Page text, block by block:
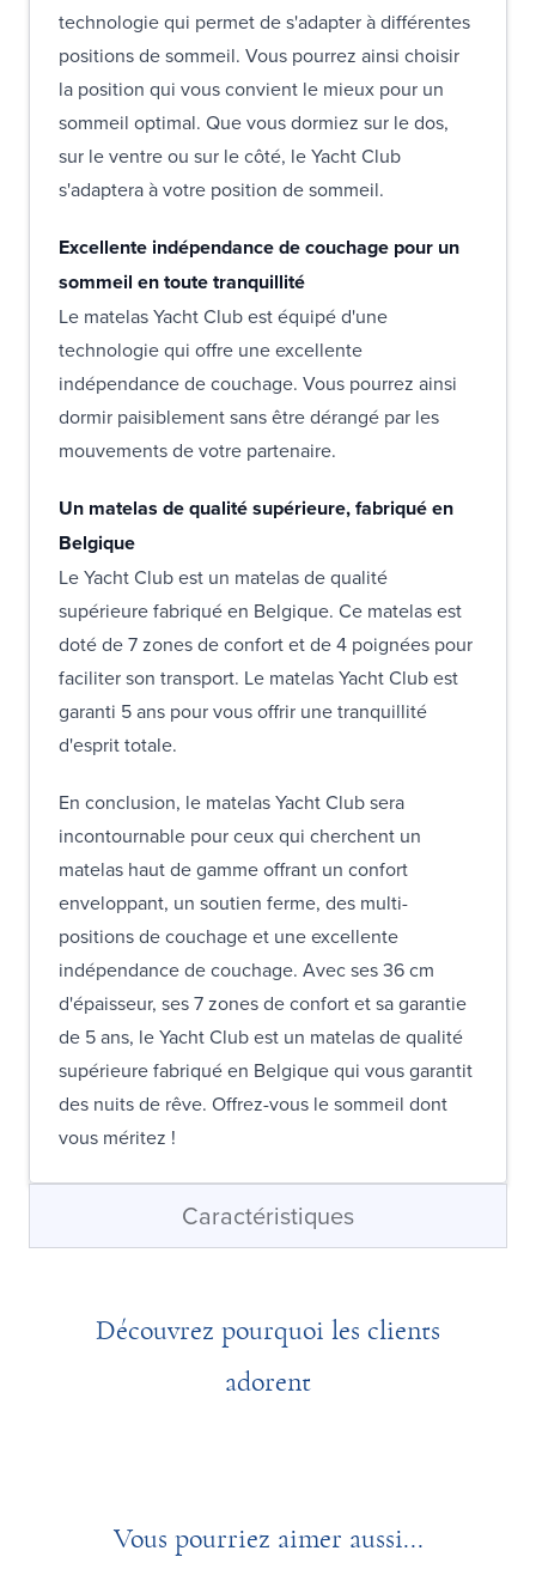
technologie qui permet de s'adapter à différentes
positions de sommeil. Vous pourrez ainsi choisir
la position qui vous convient le mieux pour un
sommeil optimal. Que vous dormiez sur le dos,
sur le ventre ou sur le côté, le Yacht Club
s'adaptera à votre position de sommeil.
Excellente indépendance de couchage pour un
sommeil en toute tranquillité
Le matelas Yacht Club est équipé d'une
technologie qui offre une excellente
indépendance de couchage. Vous pourrez ainsi
dormir paisiblement sans être dérangé par les
mouvements de votre partenaire.
Un matelas de qualité supérieure, fabriqué en
Belgique
Le Yacht Club est un matelas de qualité
supérieure fabriqué en Belgique. Ce matelas est
doté de 7 zones de confort et de 4 poignées pour
faciliter son transport. Le matelas Yacht Club est
garanti 5 ans pour vous offrir une tranquillité
d'esprit totale.
En conclusion, le matelas Yacht Club sera
incontournable pour ceux qui cherchent un
matelas haut de gamme offrant un confort
enveloppant, un soutien ferme, des multi-
positions de couchage et une excellente
indépendance de couchage. Avec ses 36 cm
d'épaisseur, ses 7 zones de confort et sa garantie
de 5 ans, le Yacht Club est un matelas de qualité
supérieure fabriqué en Belgique qui vous garantit
des nuits de rêve. Offrez-vous le sommeil dont
vous méritez !
Caractéristiques
Découvrez pourquoi les clients
adorent
Vous pourriez aimer aussi...